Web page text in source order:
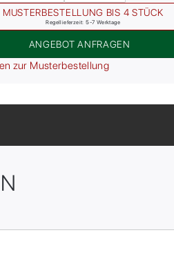
MUSTERBESTELLUNG BIS 4 STÜCK
Regellieferzeit: 5-7 Werktage
ANGEBOT ANFRAGEN
zur Musterbestellung